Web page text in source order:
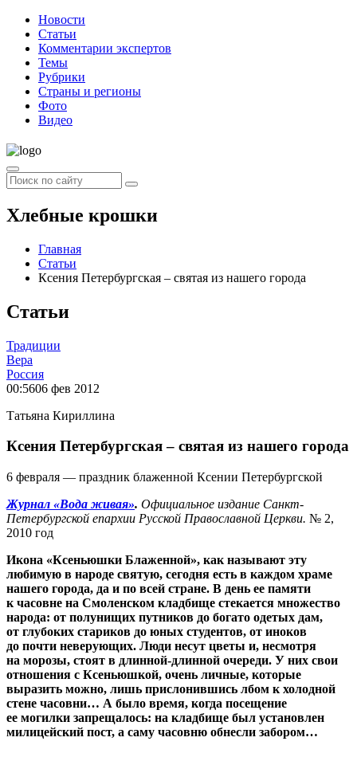
Новости
Статьи
Комментарии экспертов
Темы
Рубрики
Страны и регионы
Фото
Видео
Хлебные крошки
Главная
Статьи
Ксения Петербургская – святая из нашего города
Статьи
Традиции
Вера
Россия
00:5606 фев 2012
Татьяна Кириллина
Ксения Петербургская – святая из нашего города
6 февраля — праздник блаженной Ксении Петербургской
Журнал «Вода живая». Официальное издание Санкт-
Петербургской епархии Русской Православной Церкви. № 2,
2010 год
Икона «Ксеньюшки Блаженной», как называют эту
любимую в народе святую, сегодня есть в каждом храме
нашего города, да и по всей стране. В день ее памяти
к часовне на Смоленском кладбище стекается множество
народа: от полунищих путников до богато одетых дам,
от глубоких стариков до юных студентов, от иноков
до почти неверующих. Люди несут цветы и, несмотря
на морозы, стоят в длинной-длинной очереди. У них свои
отношения с Ксеньюшкой, очень личные, которые
выразить можно, лишь прислонившись лбом к холодной
стене часовни… А было время, когда посещение
ее могилки запрещалось: на кладбище был установлен
милицейский пост, а саму часовню обнесли забором…